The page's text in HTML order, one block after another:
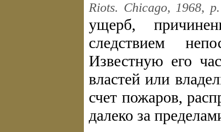
Riots. Chicago, 1968,
ущерб,
следствием
Известную его
властей или
счет пожаров,
далеко за